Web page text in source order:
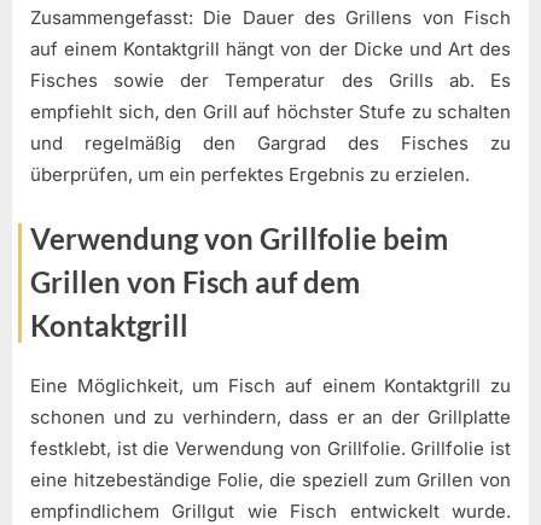
Zusammengefasst: Die Dauer des Grillens von Fisch
auf einem Kontaktgrill hängt von der Dicke und Art des
Fisches sowie der Temperatur des Grills ab. Es
empfiehlt sich, den Grill auf höchster Stufe zu schalten
und regelmäßig den Gargrad des Fisches zu
überprüfen, um ein perfektes Ergebnis zu erzielen.
Verwendung von Grillfolie beim
Grillen von Fisch auf dem
Kontaktgrill
Eine Möglichkeit, um Fisch auf einem Kontaktgrill zu
schonen und zu verhindern, dass er an der Grillplatte
festklebt, ist die Verwendung von Grillfolie. Grillfolie ist
eine hitzebeständige Folie, die speziell zum Grillen von
empfindlichem Grillgut wie Fisch entwickelt wurde.